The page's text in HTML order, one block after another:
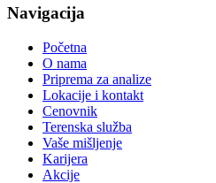
Navigacija
Početna
O nama
Priprema za analize
Lokacije i kontakt
Cenovnik
Terenska služba
Vaše mišljenje
Karijera
Akcije